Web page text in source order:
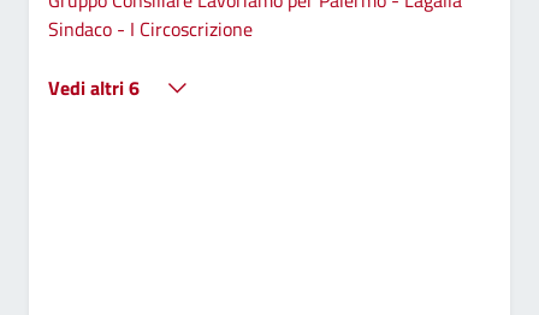
Sindaco - I Circoscrizione
Vedi altri 6